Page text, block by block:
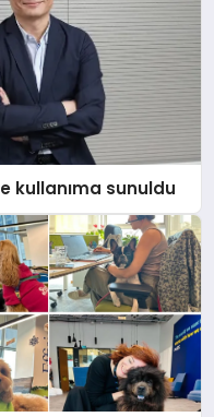
kullanıma sunuldu